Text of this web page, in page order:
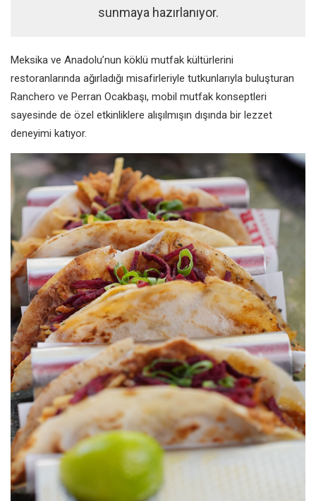
sunmaya hazırlanıyor.
Meksika ve Anadolu’nun köklü mutfak kültürlerini
restoranlarında ağırladığı misafirleriyle tutkunlarıyla buluşturan
Ranchero ve Perran Ocakbaşı, mobil mutfak konseptleri
sayesinde de özel etkinliklere alışılmışın dışında bir lezzet
deneyimi katıyor.